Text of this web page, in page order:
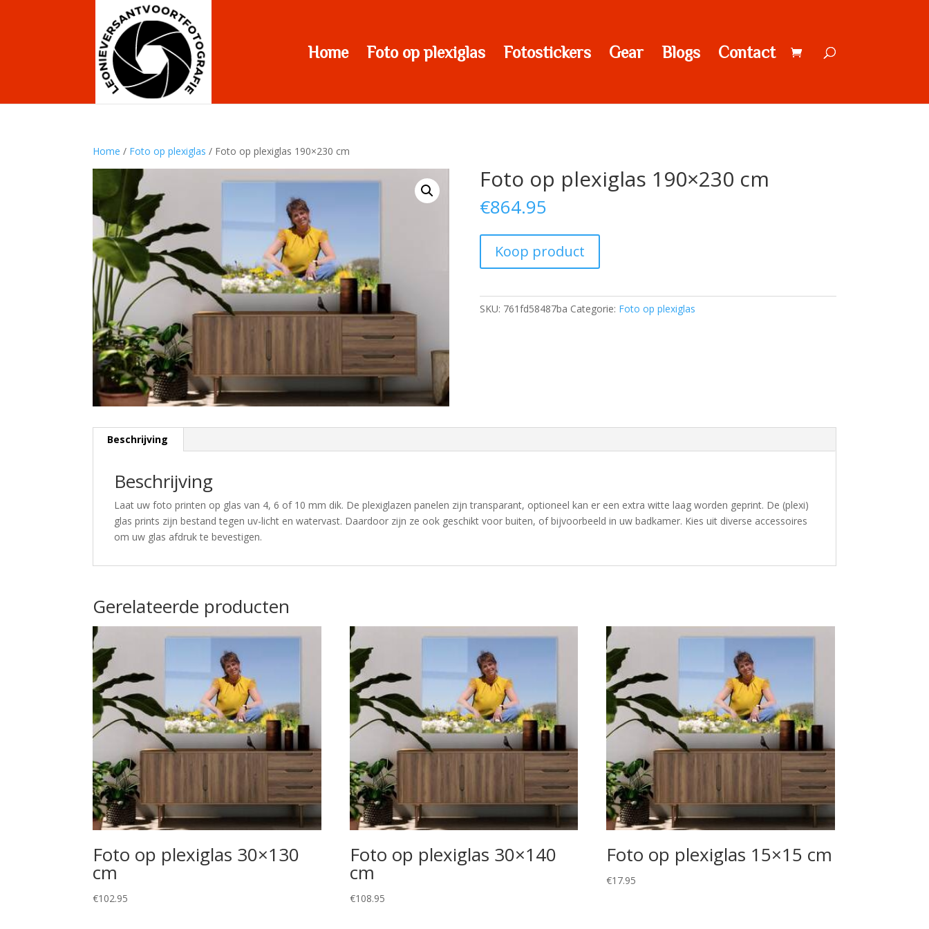
Home Foto op plexiglas Fotostickers Gear Blogs Contact
Home / Foto op plexiglas / Foto op plexiglas 190×230 cm
Foto op plexiglas 190×230 cm
€864.95
Koop product
SKU: 761fd58487ba Categorie: Foto op plexiglas
Beschrijving
Beschrijving
Laat uw foto printen op glas van 4, 6 of 10 mm dik. De plexiglazen panelen zijn transparant, optioneel kan er een extra witte laag worden geprint. De (plexi)
glas prints zijn bestand tegen uv-licht en watervast. Daardoor zijn ze ook geschikt voor buiten, of bijvoorbeeld in uw badkamer. Kies uit diverse accessoires
om uw glas afdruk te bevestigen.
Gerelateerde producten
Foto op plexiglas 30×130
cm
€102.95
Foto op plexiglas 30×140
cm
€108.95
Foto op plexiglas 15×15 cm
€17.95